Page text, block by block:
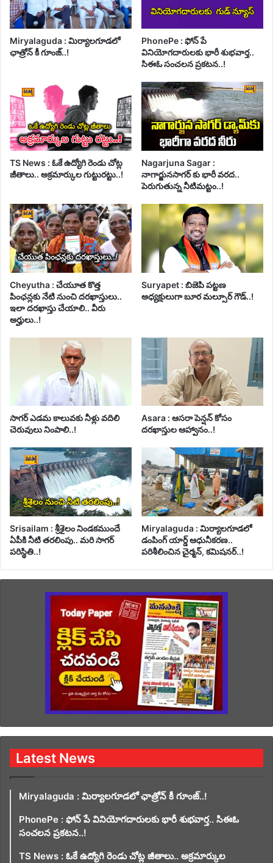
Miryalaguda : మిర్యాలగూడలో
ఛాత్రోన్ కీ గూంజ్..!
PhonePe : ఫోన్ పే
వినియోగదారులకు భారీ శుభవార్త..
సిఈఓ సంచలన ప్రకటన..!
TS News : ఓకే ఉద్యోగి రెండు చోట్ల
జీతాలు.. అక్రమార్కుల గుట్టురట్టు..!
Nagarjuna Sagar :
నాగార్జునసాగర్ కు భారీ వరద..
పెరుగుతున్న నీటిమట్టం..!
Cheyutha : చేయూత కొత్త
పింఛన్లకు నేటి నుంచి దరఖాస్తులు..
ఇలా దరఖాస్తు చేయాలి.. వీరు
అర్హులు..!
Suryapet : బిజెపి పట్టణ
అధ్యక్షులుగా బూర మల్సూర్ గౌడ్..!
సాగర్ ఎడమ కాలువకు నీళ్లు వదిలి
చెరువులు నింపాలి..!
Asara : ఆసరా పెన్షన్ కోసం
దరఖాస్తుల ఆహ్వానం..!
Srisailam : శ్రీశైలం నిండకముందే
ఏపీకి నీటి తరలింపు.. మరి సాగర్
పరిస్థితి..!
Miryalaguda : మిర్యాలగూడలో
డంపింగ్ యార్డ్ ఆధునీకరణ..
పరిశీలించిన చైర్మన్, కమిషనర్..!
Latest News
Miryalaguda : మిర్యాలగూడలో ఛాత్రోన్ కీ గూంజ్..!
PhonePe : ఫోన్ పే వినియోగదారులకు భారీ శుభవార్త.. సిఈఓ
సంచలన ప్రకటన..!
TS News : ఓకే ఉద్యోగి రెండు చోట్ల జీతాలు.. అక్రమార్కుల